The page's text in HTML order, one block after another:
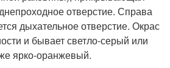
отверстие. Справа
дыхательное отверстие. Окрас
и бывает светло-серый или
ярко-оранжевый.